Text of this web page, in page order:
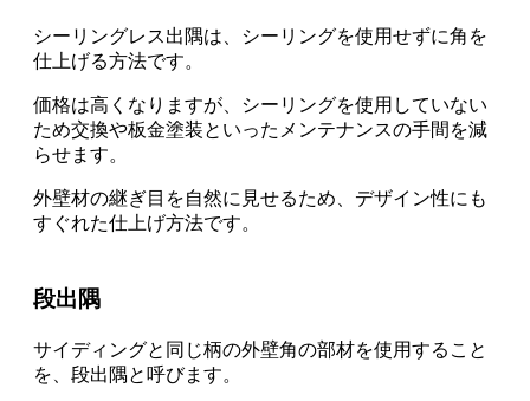
シーリングレス出隅は、シーリングを使用せずに角を
仕上げる方法です。
価格は高くなりますが、
シーリングを使用していない
ため交換や板金塗装といったメンテナンスの手間を減
らせます。
外壁材の継ぎ目を自然に見せるため、 デザイン性にも
すぐれた仕上げ方法です。
段出隅
サイディングと同じ柄の外壁角の部材を使用すること
を、段出隅と呼びます。